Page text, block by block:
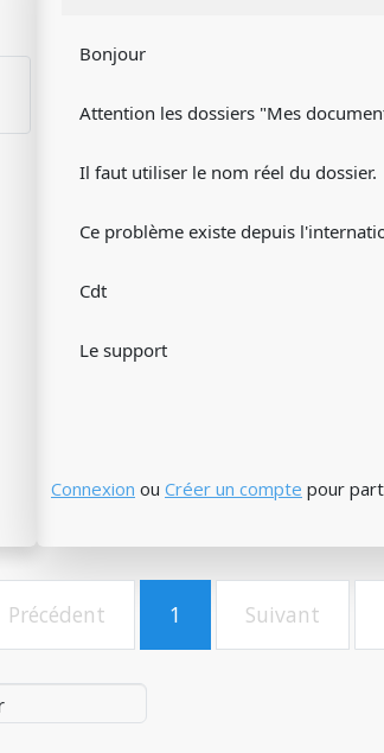
Bonjour
Attention les dossiers "Mes
Il faut utiliser le nom réel du dossier.
Ce problème existe depuis
Cdt
Le support
Connexion ou Créer un compte pour
Précédent 1 Suivant